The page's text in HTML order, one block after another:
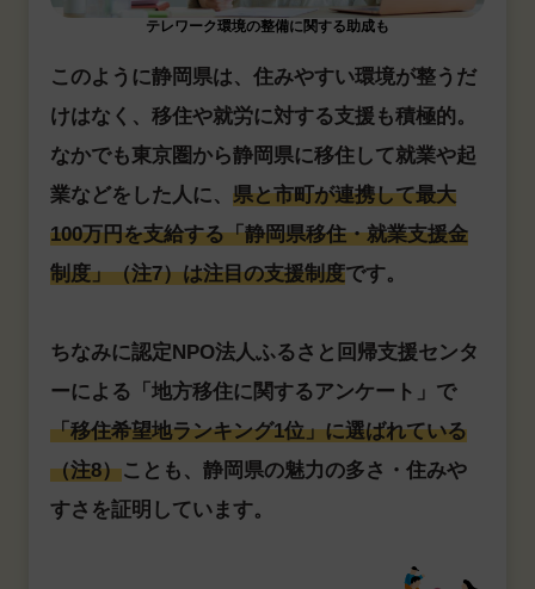
このように静岡県は、住みやすい環境が整うだ
けはなく、移住や就労に対する支援も積極的。
なかでも東京圏から静岡県に移住して就業や起
業などをした人に、 県と市町が連携して最大
100万円を支給する「静岡県移住・就業支援金
制度」（注7）は注目の支援制度です。
ちなみに認定NPO法人ふるさと回帰支援センタ
ーによる「地方移住に関するアンケート」で
「移住希望地ランキング1位」に選ばれている
（注8）ことも、静岡県の魅力の多さ・住みや
すさを証明しています。
テレワーク環境の整備に関する助成も